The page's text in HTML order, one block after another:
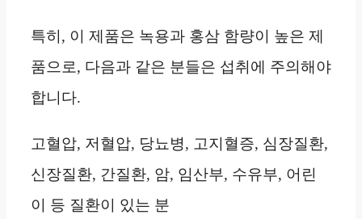
특히, 이 제품은 녹용과 홍삼 함량이 높은 제
품으로, 다음과 같은 분들은 섭취에 주의해야
합니다.
고혈압, 저혈압, 당뇨병, 고지혈증, 심장질환,
신장질환, 간질환, 암, 임산부, 수유부, 어린
이 등 질환이 있는 분